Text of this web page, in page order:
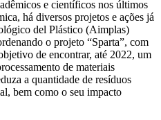
e científicos nos últimos
há diversos projetos e ações já
del Plástico (Aimplas)
o projeto “Sparta”, com
de encontrar, até 2022, um
de materiais
a quantidade de resíduos
bem como o seu impacto